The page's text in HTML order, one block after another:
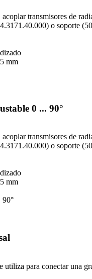
transmisores de
o soporte
mm
0 ... 90°
transmisores de
o soporte
mm
90°
para conectar una